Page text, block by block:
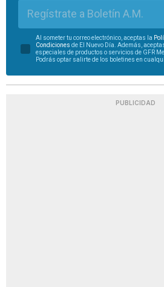
Regístrate a Boletín A.M.
Al someter tu correo electrónico, aceptas la
Condiciones de El Nuevo Día. Además,
especiales de productos o servicios de GFR
Podrás optar salirte de los boletines en
PUBLICIDAD